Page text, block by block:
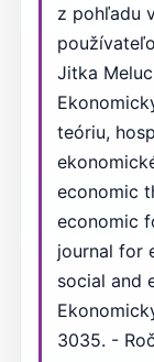
z pohľadu
Jitka
teóriu,
economic
economic
journal for
social and
3035. -